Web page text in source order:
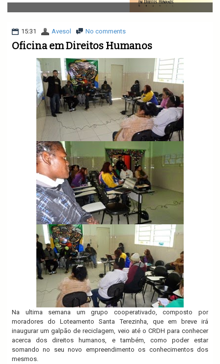
v
i
a
i
o
n
15:31 Avesol No comments
Oficina em Direitos Humanos
Na ultima semana um grupo cooperativado, composto por
moradores do Loteamento Santa Terezinha, que em breve irá
inaugurar um galpão de reciclagem, veio até o CRDH para conhecer
acerca dos direitos humanos, e também, como poder estar
somando no seu novo empreendimento os conhecimentos dos
mesmos.